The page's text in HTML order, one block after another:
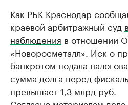
Как РБК Краснодар
краевой арбитражный суд
наблюдения в отношении
«Новоросметалл». Иск о
банкротом подала
сумма долга перед
превышает 1,3 млрд руб.